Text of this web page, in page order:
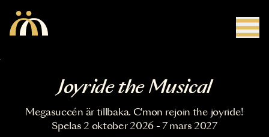
Joyride the Musical
Megasuccén är tillbaka. C'mon rejoin the joyride!
Spelas 2 oktober 2026 - 7 mars 2027